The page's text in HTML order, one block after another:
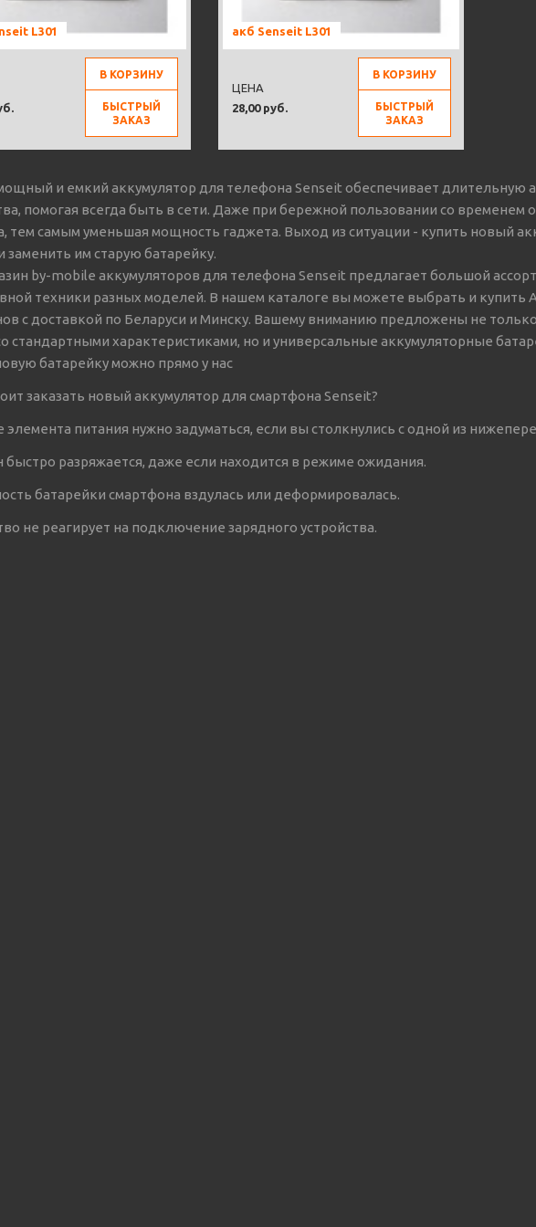
L301
В КОРЗИНУ
БЫСТРЫЙ
ЗАКАЗ
акб Senseit L301
28,00 руб.
ЦЕНА
В КОРЗИНУ
БЫСТРЫЙ
ЗАКАЗ
и емкий аккумулятор для телефона Senseit обеспечивает длительную
помогая всегда быть в сети. Даже при бережной пользовании со временем
тем самым уменьшая мощность гаджета. Выход из ситуации - купить новый
заменить им старую батарейку.
by-mobile аккумуляторов для телефона Senseit предлагает большой
техники разных моделей. В нашем каталоге вы можете выбрать и купить
с доставкой по Беларуси и Минску. Вашему вниманию предложены не
стандартными характеристиками, но и универсальные аккумуляторные
батарейку можно прямо у нас
заказать новый аккумулятор для смартфона Senseit?
элемента питания нужно задуматься, если вы столкнулись с одной из
разряжается, даже если находится в режиме ожидания.
батарейки смартфона вздулась или деформировалась.
не реагирует на подключение зарядного устройства.